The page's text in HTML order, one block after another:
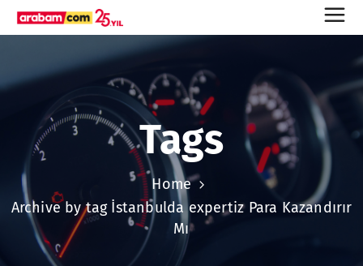
Tags
Home
Archive by tag İstanbulda expertiz Para Kazandırır
Mı